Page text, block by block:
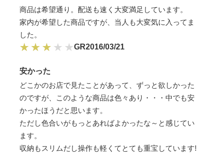
商品は希望通り。配送も速く大変満足しています。
家内が希望した商品ですが、当人も大変気に入ってま
した。
GR2016/03/21
安かった
どこかのお店で見たことがあって、ずっと欲しかった
のですが、このような商品は色々あり・・・中でも安
かったほうだと思います。
ただし色合いがもっとあればよかったな～と感じてい
ます。
収納もスリムだし操作も軽くてとても重宝しています!